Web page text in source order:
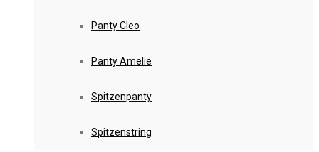
Panty Cleo
Panty Amelie
Spitzenpanty
Spitzenstring